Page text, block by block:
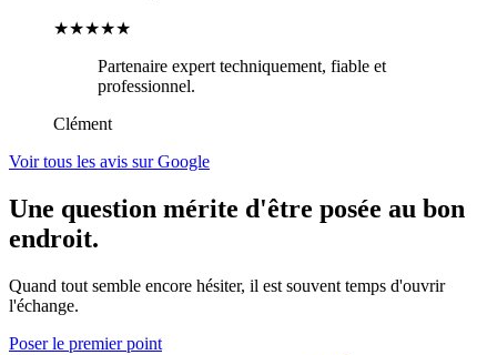
★★★★★
Partenaire expert techniquement, fiable et
professionnel.
Clément
Voir tous les avis sur Google
Une question mérite d'être posée au bon
endroit.
Quand tout semble encore hésiter, il est souvent temps d'ouvrir
l'échange.
Poser le premier point